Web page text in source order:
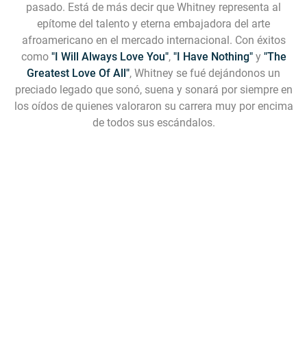
pasado. Está de más decir que Whitney representa al
epítome del talento y eterna embajadora del arte
afroamericano en el mercado internacional. Con éxitos
como "I Will Always Love You", "I Have Nothing"y "The
Greatest Love Of All", Whitney se fué dejándonos un
preciado legado que sonó, suena y sonará por siempre en
los oídos de quienes valoraron su carrera muy por encima
de todos sus escándalos.